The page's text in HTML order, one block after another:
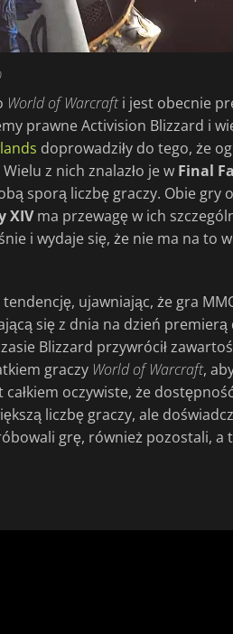
World of Warcrafti jest obecnie
prawne Activision Blizzard i
doprowadziły do tego, że
z nich znalazło je w Final
sporą liczbę graczy. Obie gry
XIVma przewagę w ich
i wydaje się, że nie ma na to
ujawniając, że gra
się z dnia na dzień
Blizzard przywrócił
graczy World of Warcraft,
oczywiste, że dostępność
liczbę graczy, ale
grę, również pozostali, a